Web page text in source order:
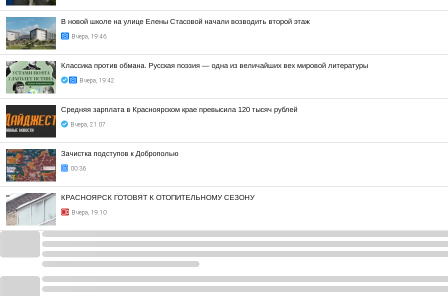
В новой школе на улице Елены Стасовой начали возводить второй этаж
Вчера, 19:46
Классика против обмана. Русская поэзия — одна из величайших вех мировой литературы
Вчера, 19:42
Средняя зарплата в Красноярском крае превысила 120 тысяч рублей
Вчера, 21:07
Зачистка подступов к Доброполью
00:36
КРАСНОЯРСК ГОТОВЯТ К ОТОПИТЕЛЬНОМУ СЕЗОНУ
Вчера, 19:10